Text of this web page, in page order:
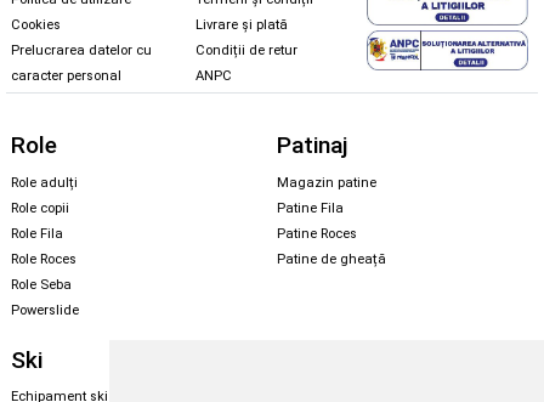
Cookies
Prelucrarea datelor cu
caracter personal
Livrare și plată
Condiții de retur
ANPC
Role
Role adulți
Role copii
Role Fila
Role Roces
Role Seba
Powerslide
Patinaj
Magazin patine
Patine Fila
Patine Roces
Patine de gheață
Ski
Echipament ski